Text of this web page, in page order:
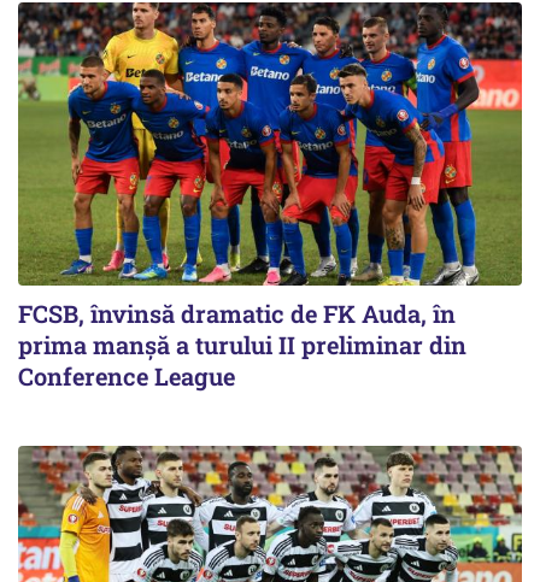
FCSB, învinsă dramatic de FK Auda, în
prima manșă a turului II preliminar din
Conference League